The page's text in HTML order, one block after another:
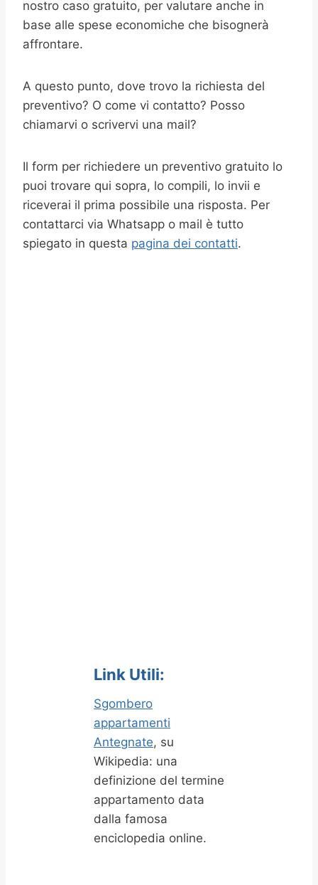
nostro caso gratuito, per valutare anche in
base alle spese economiche che bisognerà
affrontare.
A questo punto, dove trovo la richiesta del
preventivo? O come vi contatto? Posso
chiamarvi o scrivervi una mail?
Il form per richiedere un preventivo gratuito lo
puoi trovare qui sopra, lo compili, lo invii e
riceverai il prima possibile una risposta. Per
contattarci via Whatsapp o mail è tutto
spiegato in questa pagina dei contatti.
Link Utili:
Sgombero
appartamenti
Antegnate, su
Wikipedia: una
definizione del termine
appartamento data
dalla famosa
enciclopedia online.